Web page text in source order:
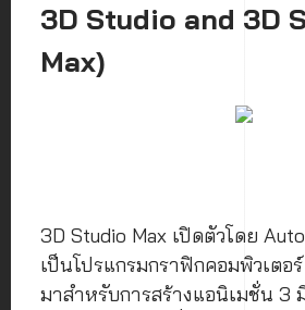
3D Studio and 3D
Max)
3D Studio Max เปิดตัวโดย
เป็นโปรแกรมกราฟิกคอมพิวเตอ
มาสำหรับการสร้างแอนิเมชั่น 3